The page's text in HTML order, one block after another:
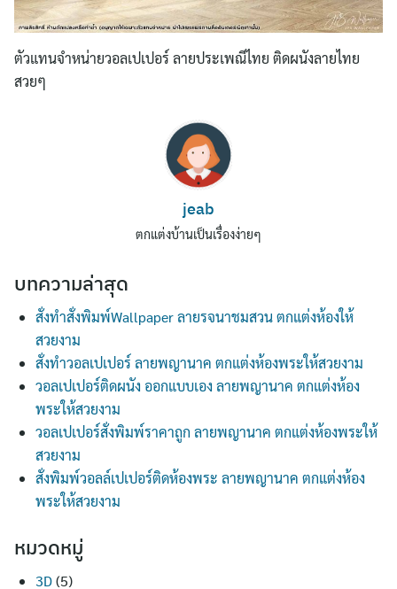
ตัวแทนจำหน่ายวอลเปเปอร์ ลายประเพณีไทย ติดผนังลายไทย
สวยๆ
jeab
ตกแต่งบ้านเป็นเรื่องง่ายๆ
บทความล่าสุด
สั่งทำสั่งพิมพ์Wallpaper ลายรจนาชมสวน ตกแต่งห้องให้
สวยงาม
สั่งทำวอลเปเปอร์ ลายพญานาค ตกแต่งห้องพระให้สวยงาม
วอลเปเปอร์ติดผนัง ออกแบบเอง ลายพญานาค ตกแต่งห้อง
พระให้สวยงาม
วอลเปเปอร์สั่งพิมพ์ราคาถูก ลายพญานาค ตกแต่งห้องพระให้
สวยงาม
สั่งพิมพ์วอลล์เปเปอร์ติดห้องพระ ลายพญานาค ตกแต่งห้อง
พระให้สวยงาม
หมวดหมู่
3D(5)